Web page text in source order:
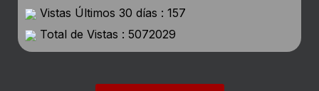
Vistas Últimos 30 días : 157
Total de Vistas : 5072029